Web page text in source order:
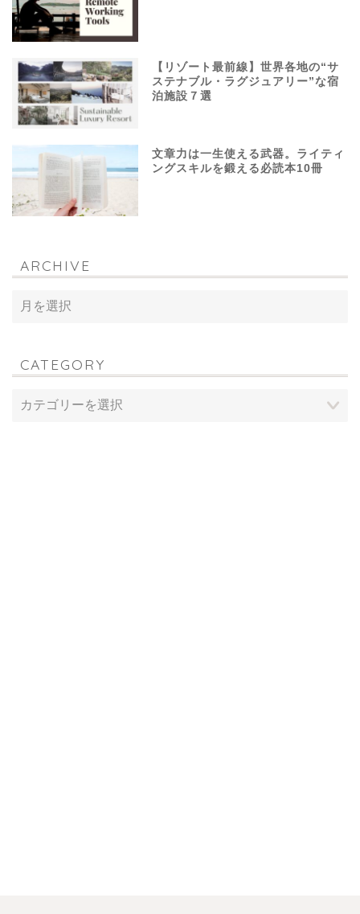
【リゾート最前線】世界各地の“サ
ステナブル・ラグジュアリー”な宿
泊施設７選
文章力は一生使える武器。ライティ
ングスキルを鍛える必読本10冊
ARCHIVE
CATEGORY